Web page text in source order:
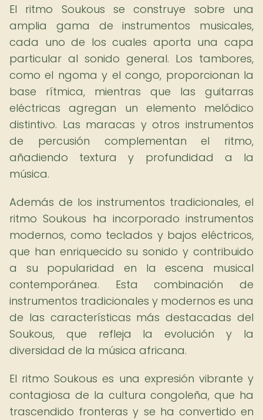
El ritmo Soukous se construye sobre una
amplia gama de instrumentos musicales,
cada uno de los cuales aporta una capa
particular al sonido general. Los tambores,
como el ngoma y el congo, proporcionan la
base rítmica, mientras que las guitarras
eléctricas agregan un elemento melódico
distintivo. Las maracas y otros instrumentos
de percusión complementan el ritmo,
añadiendo textura y profundidad a la
música.
Además de los instrumentos tradicionales, el
ritmo Soukous ha incorporado instrumentos
modernos, como teclados y bajos eléctricos,
que han enriquecido su sonido y contribuido
a su popularidad en la escena musical
contemporánea. Esta combinación de
instrumentos tradicionales y modernos es una
de las características más destacadas del
Soukous, que refleja la evolución y la
diversidad de la música africana.
El ritmo Soukous es una expresión vibrante y
contagiosa de la cultura congoleña, que ha
trascendido fronteras y se ha convertido en